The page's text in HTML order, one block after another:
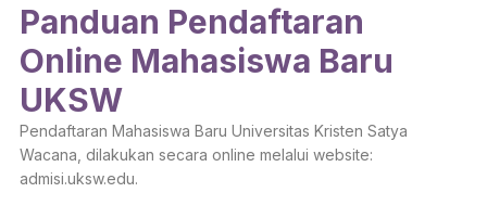
Panduan Pendaftaran
Online Mahasiswa Baru
UKSW
Pendaftaran Mahasiswa Baru Universitas Kristen Satya
Wacana, dilakukan secara online melalui website:
admisi.uksw.edu.